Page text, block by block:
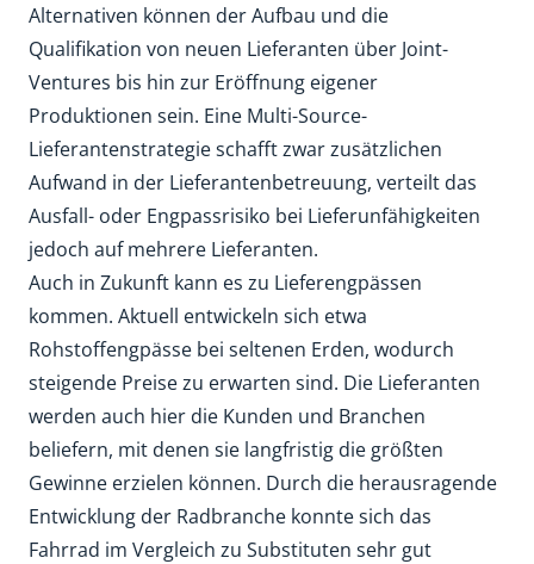
Alternativen können der Aufbau und die
Qualifikation von neuen Lieferanten über Joint-
Ventures bis hin zur Eröffnung eigener
Produktionen sein. Eine Multi-Source-
Lieferantenstrategie schafft zwar zusätzlichen
Aufwand in der Lieferantenbetreuung, verteilt das
Ausfall- oder Engpassrisiko bei Lieferunfähigkeiten
jedoch auf mehrere Lieferanten.
Auch in Zukunft kann es zu Lieferengpässen
kommen. Aktuell entwickeln sich etwa
Rohstoffengpässe bei seltenen Erden, wodurch
steigende Preise zu erwarten sind. Die Lieferanten
werden auch hier die Kunden und Branchen
beliefern, mit denen sie langfristig die größten
Gewinne erzielen können. Durch die herausragende
Entwicklung der Radbranche konnte sich das
Fahrrad im Vergleich zu Substituten sehr gut